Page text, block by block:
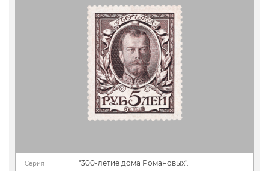
Серия "300-летие дома Романовых".